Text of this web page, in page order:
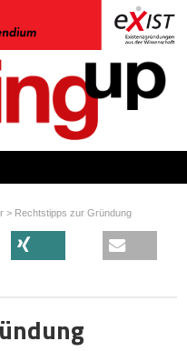
> Rechtstipps zur Gründung